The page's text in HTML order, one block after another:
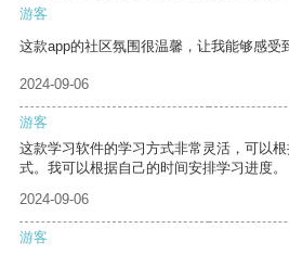
游客
这款app的社区氛围很温馨，让我能够感受
2024-09-06
游客
这款学习软件的学习方式非常灵活，可以
式。我可以根据自己的时间安排学习进度。
2024-09-06
游客